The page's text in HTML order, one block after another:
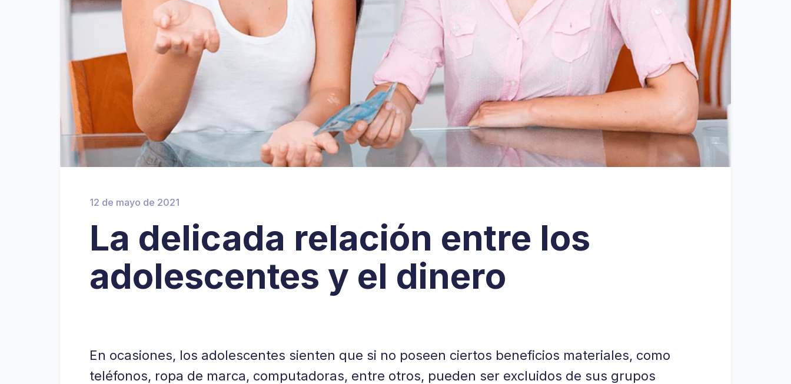
12 de mayo de 2021
La delicada relación entre los
adolescentes y el dinero
En ocasiones, los adolescentes sienten que si no poseen ciertos beneficios materiales, como
teléfonos, ropa de marca, computadoras, entre otros, pueden ser excluidos de sus grupos